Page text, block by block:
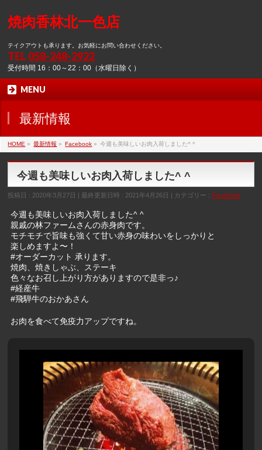
焼肉香林北一色店
テイクアウトも承ります。お気軽にお問い合わせください。
TEL 058-248-2922
受付時間 16：00～22：00（水曜日除く）
MENU
最新情報
HOME » 最新情報 » Facebook » 今週も美味しいお肉入荷しました^ ^
今週も美味しいお肉入荷しました^ ^
投稿日 : 2020年3月27日 最終更新日時 : 2021年4月26日 カテゴリー : Facebook
今週も美味しいお肉入荷しました^ ^
親戚の林ファームさんの赤身肉です。
モチモチで旨味も強くて甘い赤身の味わいをしっかりと
楽しめますよ〜！
#オーダーカット 承ります。
焼肉、焼きしゃぶ、ステーキ
色々なお召し上がり方がありますので是非っ♪
#経産牛
#飛騨牛のおかあさん
お肉を食べて免疫力アップですね。